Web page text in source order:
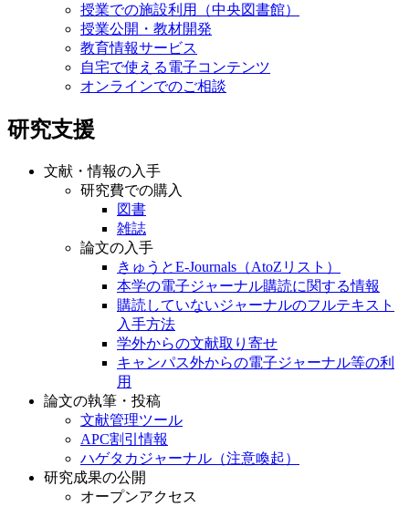
授業での施設利用（中央図書館）
授業公開・教材開発
教育情報サービス
自宅で使える電子コンテンツ
オンラインでのご相談
研究支援
文献・情報の入手
研究費での購入
図書
雑誌
論文の入手
きゅうとE-Journals（AtoZリスト）
本学の電子ジャーナル購読に関する情報
購読していないジャーナルのフルテキスト
入手方法
学外からの文献取り寄せ
キャンパス外からの電子ジャーナル等の利
用
論文の執筆・投稿
文献管理ツール
APC割引情報
ハゲタカジャーナル（注意喚起）
研究成果の公開
オープンアクセス